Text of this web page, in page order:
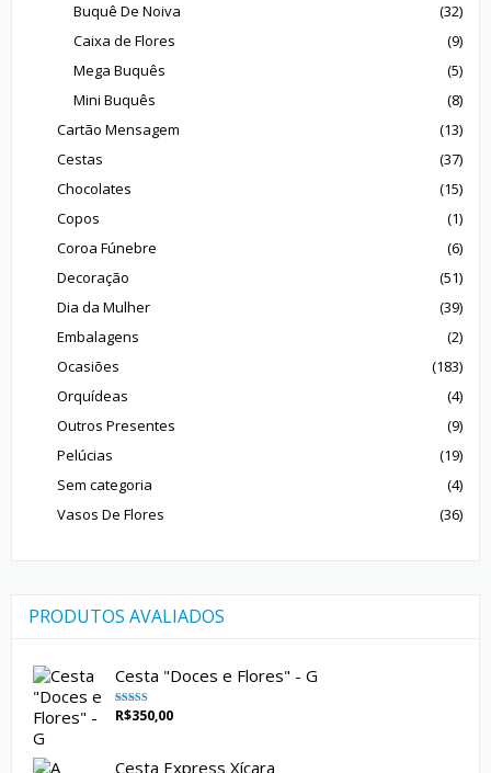
Buquê De Noiva
(32)
Caixa de Flores
(9)
Mega Buquês
(5)
Mini Buquês
(8)
Cartão Mensagem
(13)
Cestas
(37)
Chocolates
(15)
Copos
(1)
Coroa Fúnebre
(6)
Decoração
(51)
Dia da Mulher
(39)
Embalagens
(2)
Ocasiões
(183)
Orquídeas
(4)
Outros Presentes
(9)
Pelúcias
(19)
Sem categoria
(4)
Vasos De Flores
(36)
PRODUTOS AVALIADOS
Cesta "Doces e Flores" - G
Avaliação
5.00de 5
R$350,00
Cesta Express Xícara